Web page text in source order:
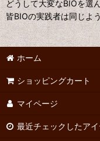
どうして大変なBIOを選
皆BIOの実践者は同じよ
ホーム
ショッピングカート
マイページ
最近チェックしたア